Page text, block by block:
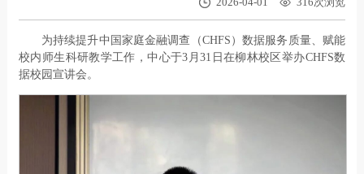
为持续提升中国家庭金融调查（CHFS）数据服务质量、赋能
校内师生科研教学工作，中心于3月31日在柳林校区举办CHFS数
据校园宣讲会。